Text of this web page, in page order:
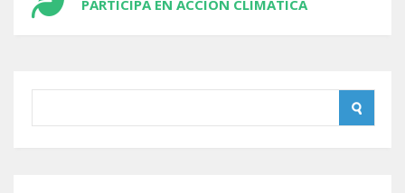
PARTICIPA EN ACCIÓN CLIMÁTICA